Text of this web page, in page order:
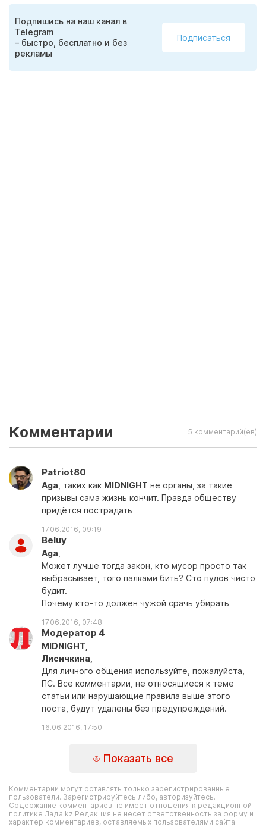
Подпишись на наш канал в
Telegram
– быстро, бесплатно и без
рекламы
Подписаться
Комментарии 5 комментарий(ев)
Patriot80
Aga , таких как MIDNIGHT не органы, за такие
призывы сама жизнь кончит. Правда обществу
придётся пострадать
17.06.2016, 09:19
Beluy
Aga
Может лучше тогда закон, кто мусор просто так
выбрасывает, того палками бить? Сто пудов чисто
будит.
Почему кто-то должен чужой срачь убирать
17.06.2016, 07:48
Модератор 4
MIDNIGHT,
Лисичкина,
Для личного общения используйте, пожалуйста,
ПС. Все комментарии, не относящиеся к теме
статьи или нарушающие правила выше этого
поста, будут удалены без предупреждений.
16.06.2016, 17:50
Показать все
Комментарии могут оставлять только зарегистрированные
пользователи. Зарегистрируйтесь либо, авторизуйтесь.
Содержание комментариев не имеет отношения к редакционной
политике Лада.kz.Редакция не несет ответственность за форму и
характер комментариев, оставляемых пользователями сайта.